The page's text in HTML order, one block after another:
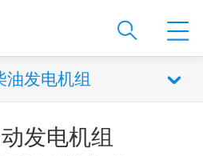
油发电机组
发电机组